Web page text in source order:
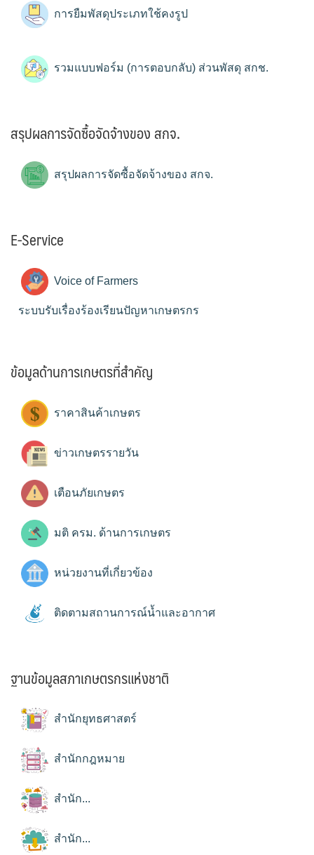
การยืมพัสดุประเภทใช้คงรูป
รวมแบบฟอร์ม (การตอบกลับ) ส่วนพัสดุ สกช.
สรุปผลการจัดซื้อจัดจ้างของ สกจ.
สรุปผลการจัดซื้อจัดจ้างของ สกจ.
E-Service
Voice of Farmers
ระบบรับเรื่องร้องเรียนปัญหาเกษตรกร
ข้อมูลด้านการเกษตรที่สำคัญ
ราคาสินค้าเกษตร
ข่าวเกษตรรายวัน
เตือนภัยเกษตร
มติ ครม. ด้านการเกษตร
หน่วยงานที่เกี่ยวข้อง
ติดตามสถานการณ์น้ำและอากาศ
ฐานข้อมูลสภาเกษตรกรแห่งชาติ
สำนักยุทธศาสตร์
สำนักกฎหมาย
สำนัก...
สำนัก...